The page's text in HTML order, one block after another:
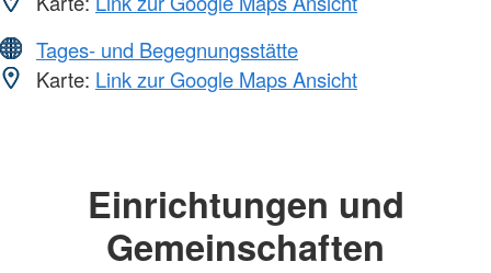
Tages- und Begegnungsstätte
Karte: Link zur Google Maps Ansicht
Einrichtungen und
Gemeinschaften